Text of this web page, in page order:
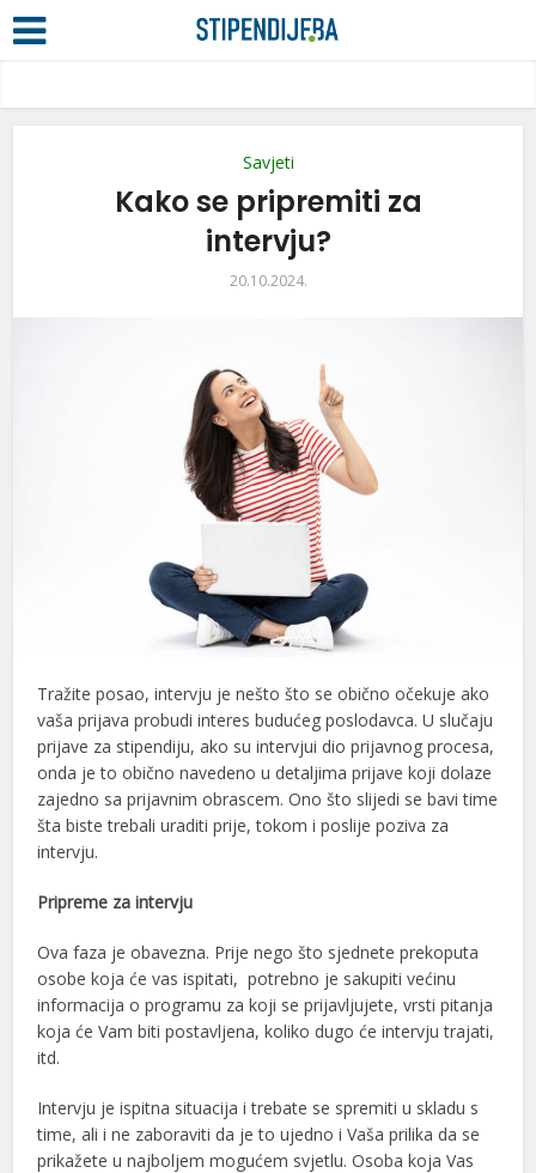
Savjeti
Kako se pripremiti za
intervju?
20.10.2024.
Tražite posao, intervju je nešto što se obično očekuje ako
vaša prijava probudi interes budućeg poslodavca. U slučaju
prijave za stipendiju, ako su intervjui dio prijavnog procesa,
onda je to obično navedeno u detaljima prijave koji dolaze
zajedno sa prijavnim obrascem. Ono što slijedi se bavi time
šta biste trebali uraditi prije, tokom i poslije poziva za
intervju.
Pripreme za intervju
Ova faza je obavezna. Prije nego što sjednete prekoputa
osobe koja će vas ispitati, potrebno je sakupiti većinu
informacija o programu za koji se prijavljujete, vrsti pitanja
koja će Vam biti postavljena, koliko dugo će intervju trajati,
itd.
Intervju je ispitna situacija i trebate se spremiti u skladu s
time, ali i ne zaboraviti da je to ujedno i Vaša prilika da se
prikažete u najboljem mogućem svjetlu. Osoba koja Vas